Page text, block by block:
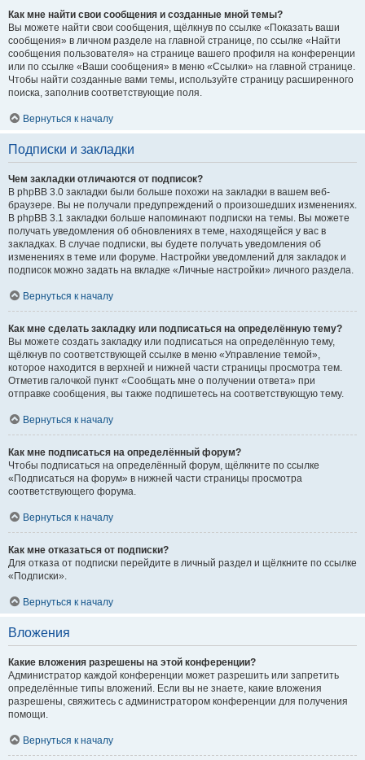
Как мне найти свои сообщения и созданные мной темы?
Вы можете найти свои сообщения, щёлкнув по ссылке «Показать ваши
сообщения» в личном разделе на главной странице, по ссылке «Найти
сообщения пользователя» на странице вашего профиля на конференции
или по ссылке «Ваши сообщения» в меню «Ссылки» на главной странице.
Чтобы найти созданные вами темы, используйте страницу расширенного
поиска, заполнив соответствующие поля.
Вернуться к началу
Подписки и закладки
Чем закладки отличаются от подписок?
В phpBB 3.0 закладки были больше похожи на закладки в вашем веб-
браузере. Вы не получали предупреждений о произошедших изменениях.
В phpBB 3.1 закладки больше напоминают подписки на темы. Вы можете
получать уведомления об обновлениях в теме, находящейся у вас в
закладках. В случае подписки, вы будете получать уведомления об
изменениях в теме или форуме. Настройки уведомлений для закладок и
подписок можно задать на вкладке «Личные настройки» личного раздела.
Вернуться к началу
Как мне сделать закладку или подписаться на определённую тему?
Вы можете создать закладку или подписаться на определённую тему,
щёлкнув по соответствующей ссылке в меню «Управление темой»,
которое находится в верхней и нижней части страницы просмотра тем.
Отметив галочкой пункт «Сообщать мне о получении ответа» при
отправке сообщения, вы также подпишетесь на соответствующую тему.
Вернуться к началу
Как мне подписаться на определённый форум?
Чтобы подписаться на определённый форум, щёлкните по ссылке
«Подписаться на форум» в нижней части страницы просмотра
соответствующего форума.
Вернуться к началу
Как мне отказаться от подписки?
Для отказа от подписки перейдите в личный раздел и щёлкните по ссылке
«Подписки».
Вернуться к началу
Вложения
Какие вложения разрешены на этой конференции?
Администратор каждой конференции может разрешить или запретить
определённые типы вложений. Если вы не знаете, какие вложения
разрешены, свяжитесь с администратором конференции для получения
помощи.
Вернуться к началу